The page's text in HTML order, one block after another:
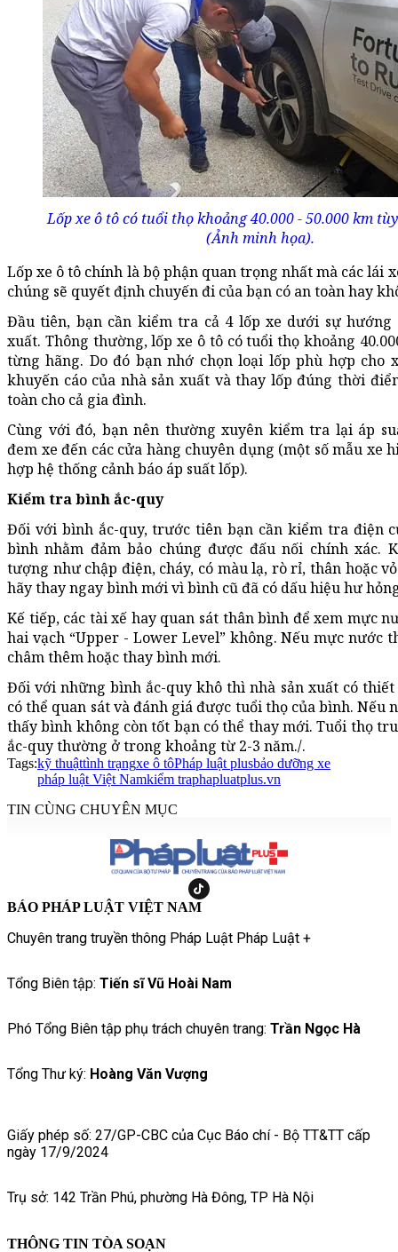
Lốp xe ô tô có tuổi thọ khoảng 40.000 - 50.000 km
(Ảnh minh họa).
Lốp xe ô tô chính là bộ phận quan trọng nhất mà các lái
chúng sẽ quyết định chuyến đi của bạn có an toàn hay
Đầu tiên, bạn cần kiểm tra cả 4 lốp xe dưới sự hướng
xuất. Thông thường, lốp xe ô tô có tuổi thọ khoảng
từng hãng. Do đó bạn nhớ chọn loại lốp phù hợp cho
khuyến cáo của nhà sản xuất và thay lốp đúng thời
toàn cho cả gia đình.
Cùng với đó, bạn nên thường xuyên kiểm tra lại áp
đem xe đến các cửa hàng chuyên dụng (một số mẫu xe
hợp hệ thống cảnh báo áp suất lốp).
Kiểm tra bình ắc-quy
Đối với bình ắc-quy, trước tiên bạn cần kiểm tra điện
bình nhằm đảm bảo chúng được đấu nối chính xác.
tượng như chập điện, cháy, có màu lạ, rò rỉ, thân hoặc
hãy thay ngay bình mới vì bình cũ đã có dấu hiệu hư
Kế tiếp, các tài xế hay quan sát thân bình để xem mực
hai vạch “Upper - Lower Level” không. Nếu mực nước
châm thêm hoặc thay bình mới.
Đối với những bình ắc-quy khô thì nhà sản xuất có
có thể quan sát và đánh giá được tuổi thọ của bình. Nếu
thấy bình không còn tốt bạn có thể thay mới. Tuổi thọ
ắc-quy thường ở trong khoảng từ 2-3 năm./.
Tags:kỹ thuậttình trạngxe ô tôPháp luật plusbảo dưỡng xe
pháp luật Việt Namkiểm traphapluatplus.vn
TIN CÙNG CHUYÊN MỤC
BÁO PHÁP LUẬT VIỆT NAM
Chuyên trang truyền thông Pháp Luật Pháp Luật +
Tổng Biên tập: Tiến sĩ Vũ Hoài Nam
Phó Tổng Biên tập phụ trách chuyên trang: Trần Ngọc Hà
Tổng Thư ký: Hoàng Văn Vượng
Giấy phép số: 27/GP-CBC của Cục Báo chí - Bộ TT&TT cấp
ngày 17/9/2024
Trụ sở: 142 Trần Phú, phường Hà Đông, TP Hà Nội
THÔNG TIN TÒA SOẠN